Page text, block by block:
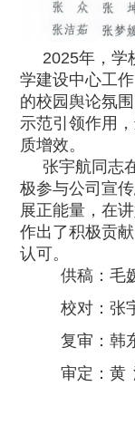
2025年，学
学建设中心工
的校园舆论氛
示范引领作用
质增效。
张宇航同志
极参与公司宣
展正能量，在
作出了积极贡
认可。
供稿：毛
校对：张
复审：韩
审定：黄